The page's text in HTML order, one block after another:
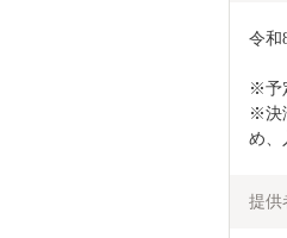
令和
※予
※決
提供